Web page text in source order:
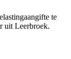
te
uit Leerbroek.